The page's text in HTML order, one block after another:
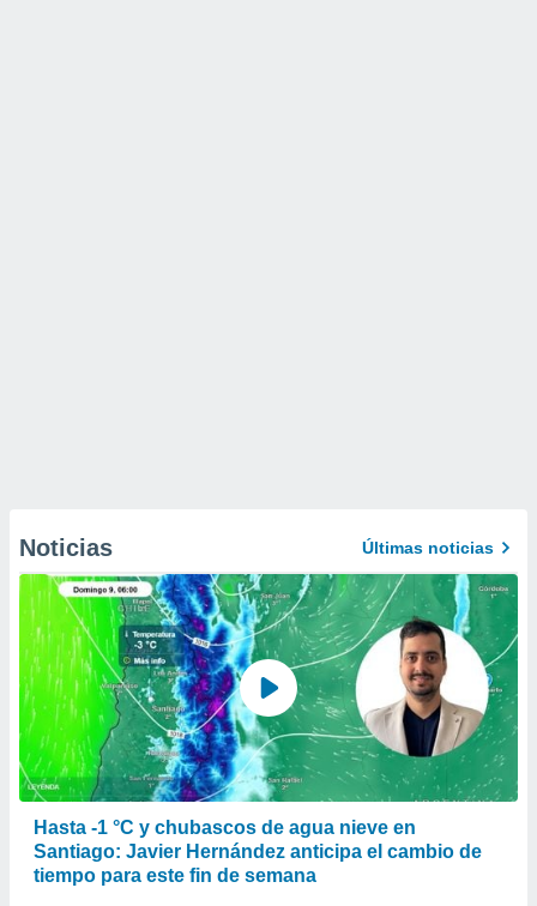
Noticias Últimas noticias
Hasta -1 °C y chubascos de agua nieve en
Santiago: Javier Hernández anticipa el cambio de
tiempo para este fin de semana